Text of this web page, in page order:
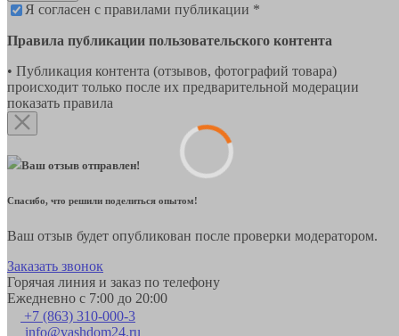
Я согласен с правилами публикации *
Правила публикации пользовательского контента
• Публикация контента (отзывов, фотографий товара)
происходит только после их предварительной модерации
показать правила
Ваш отзыв отправлен!
Спасибо, что решили поделиться опытом!
Ваш отзыв будет опубликован после проверки модератором.
Заказать звонок
Горячая линия и заказ по телефону
Ежедневно с 7:00 до 20:00
+7 (863) 310-000-3
info@vashdom24.ru